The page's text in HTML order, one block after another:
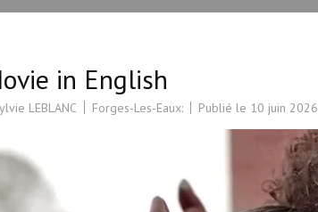
in English
LEBLANC Forges-Les-Eaux: Publié le 10 juin 2026